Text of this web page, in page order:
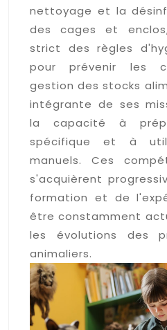
nettoyage et la
des cages et
strict des règles
pour prévenir les
gestion des stocks
intégrante de ses
la capacité à
spécifique et à
manuels. Ces
s'acquièrent
formation et de
être constamment
les évolutions des
animaliers.